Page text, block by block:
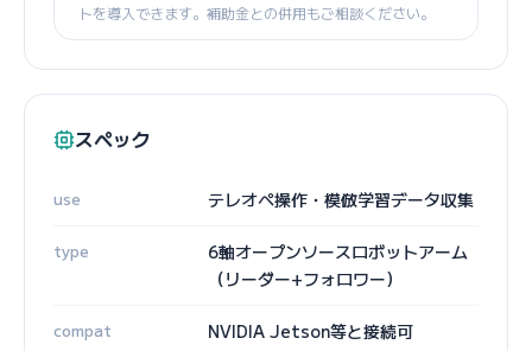
トを導入できます。補助金との併用もご相談ください。
スペック
use テレオペ操作・模倣学習データ収集
type
6軸オープンソースロボットアーム
（リーダー+フォロワー）
compat NVIDIA Jetson等と接続可